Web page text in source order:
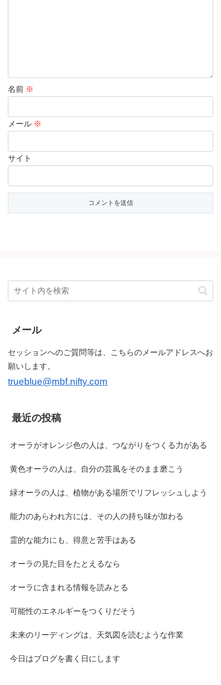
名前 ※
メール ※
サイト
メール
セッションへのご質問等は、こちらのメールアドレスへお
願いします。
trueblue@mbf.nifty.com
最近の投稿
オーラがオレンジ色の人は、つながりをつくる力がある
黄色オーラの人は、自分の芸風をそのまま磨こう
緑オーラの人は、植物がある場所でリフレッシュしよう
能力のあらわれ方には、その人の持ち味が加わる
霊的な能力にも、得意と苦手はある
オーラの見た目をたとえるなら
オーラに含まれる情報を読みとる
可能性のエネルギーをつくりだそう
未来のリーディングは、天気図を読むような作業
今日はブログを書く日にします